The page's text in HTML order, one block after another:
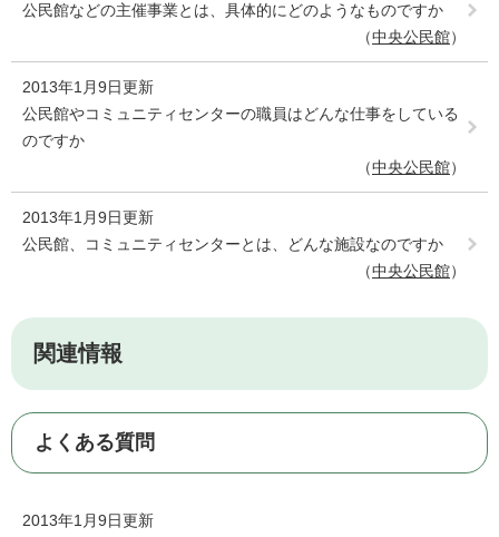
公民館などの主催事業とは、具体的にどのようなものですか
中央公民館
2013年1月9日更新
公民館やコミュニティセンターの職員はどんな仕事をしている
のですか
中央公民館
2013年1月9日更新
公民館、コミュニティセンターとは、どんな施設なのですか
中央公民館
関連情報
よくある質問
2013年1月9日更新